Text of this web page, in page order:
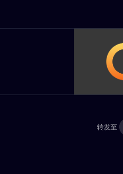
转发至